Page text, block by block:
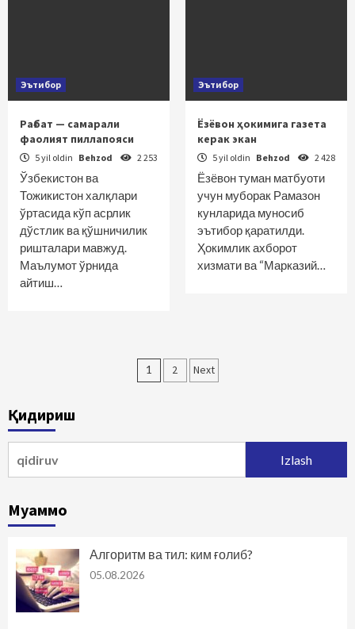
Эътибор
Рағбат — самарали
фаолият пиллапояси
5 yil oldin Behzod 2 253
Ўзбекистон ва
Тожикистон халқлари
ўртасида кўп асрлик
дўстлик ва қўшничилик
ришталари мавжуд.
Маълумот ўрнида
айтиш…
Эътибор
Ёзёвон ҳокимига газета
керак экан
5 yil oldin Behzod 2 428
Ёзёвон туман матбуоти
учун муборак Рамазон
кунларида муносиб
эътибор қаратилди.
Ҳокимлик ахборот
хизмати ва “Марказий…
Maqolalar
1 2 Next
Қидириш
Муаммо
Алгоритм ва тил: ким ғолиб?
05.08.2026